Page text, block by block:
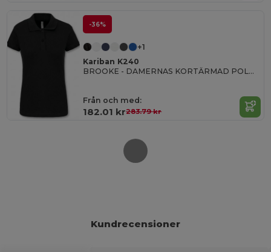
-36%
+1
Kariban K240
BROOKE - DAMERNAS KORTÄRMAD POLOSKJORTA
Från och med:
182.01 kr283.79 kr
Kundrecensioner